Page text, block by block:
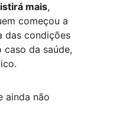
mais,
começou a
das condições
caso da saúde,
ainda não